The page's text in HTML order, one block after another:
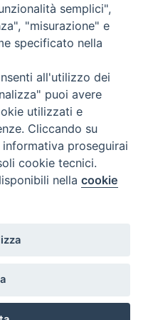
semplici",
"misurazione" e
specificato nella
all'utilizzo dei
puoi avere
utilizzati e
Cliccando su
proseguirai
cookie tecnici.
nellacookie